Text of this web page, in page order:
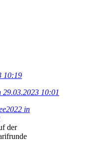
10:19
10:01
in
der